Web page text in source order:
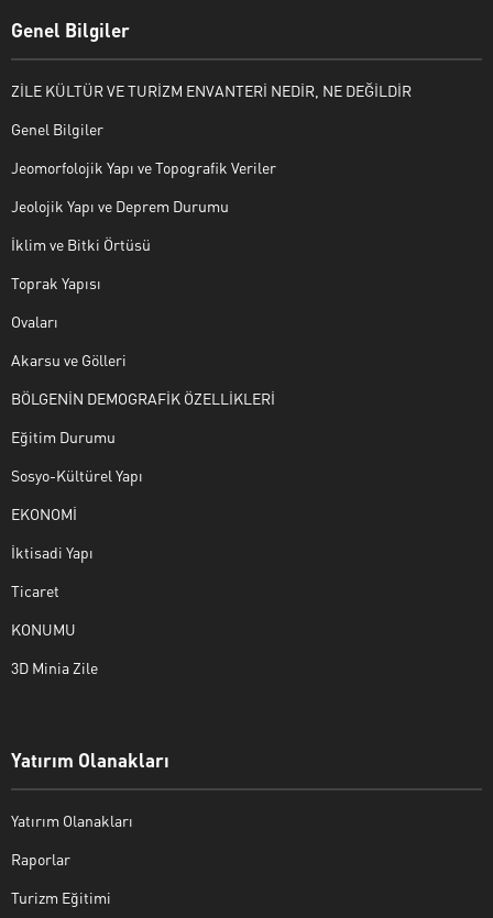
Genel Bilgiler
ZİLE KÜLTÜR VE TURİZM ENVANTERİ NEDİR, NE DEĞİLDİR
Genel Bilgiler
Jeomorfolojik Yapı ve Topografik Veriler
Jeolojik Yapı ve Deprem Durumu
İklim ve Bitki Örtüsü
Toprak Yapısı
Ovaları
Akarsu ve Gölleri
BÖLGENİN DEMOGRAFİK ÖZELLİKLERİ
Eğitim Durumu
Sosyo-Kültürel Yapı
EKONOMİ
İktisadi Yapı
Ticaret
KONUMU
3D Minia Zile
Yatırım Olanakları
Yatırım Olanakları
Raporlar
Turizm Eğitimi